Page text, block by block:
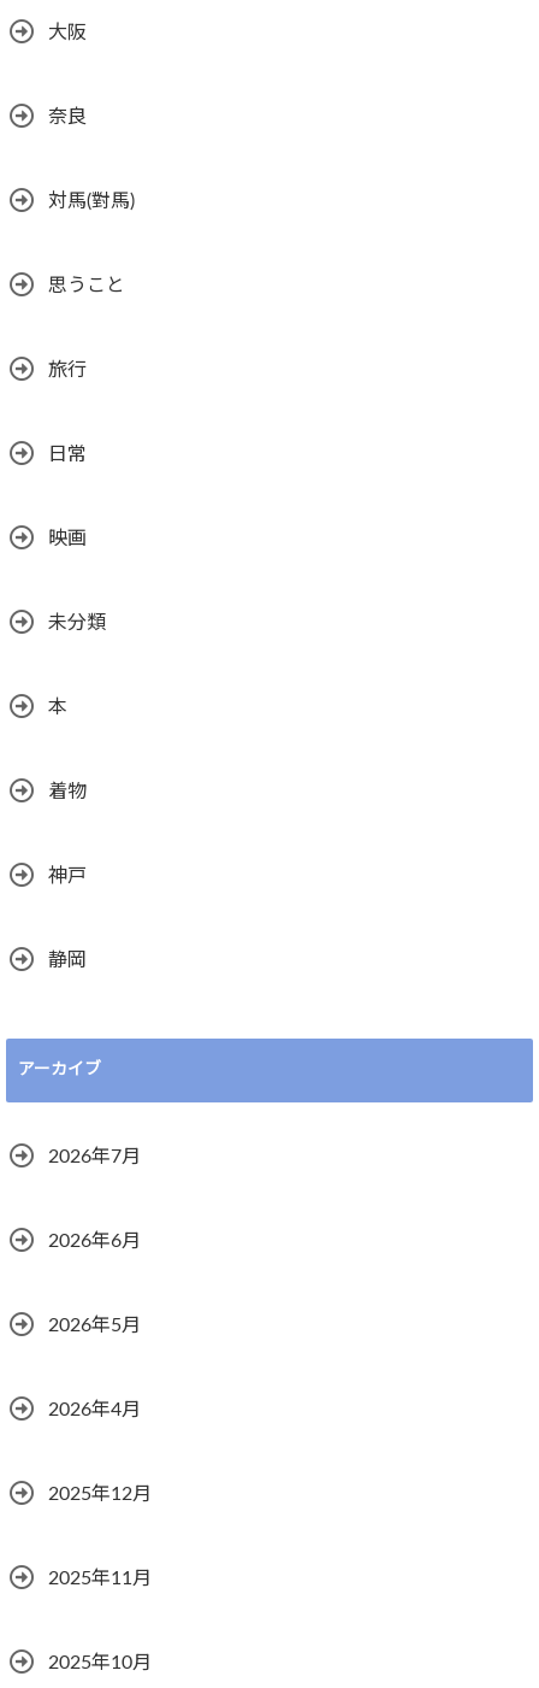
大阪
奈良
対馬(對馬)
思うこと
旅行
日常
映画
未分類
本
着物
神戸
静岡
アーカイブ
2026年7月
2026年6月
2026年5月
2026年4月
2025年12月
2025年11月
2025年10月